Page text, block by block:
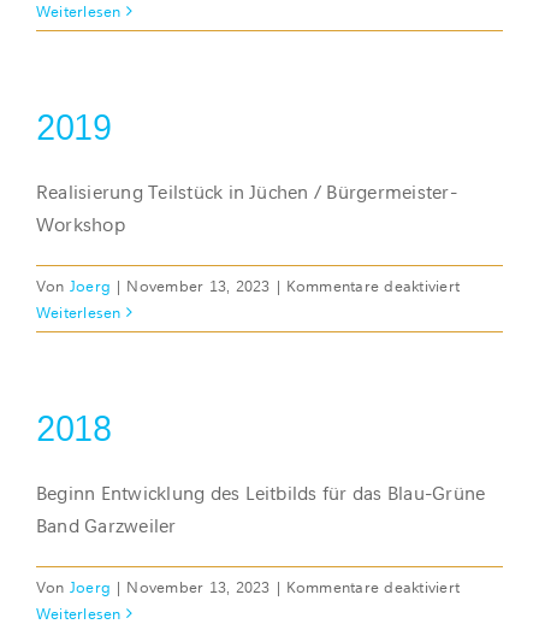
Weiterlesen
2019
Realisierung Teilstück in Jüchen / Bürgermeister-
Workshop
Von Joerg | November 13, 2023 | Kommentare deaktiviertfür
Weiterlesen
2018
Beginn Entwicklung des Leitbilds für das Blau-Grüne
Band Garzweiler
Von Joerg | November 13, 2023 | Kommentare deaktiviertfür
Weiterlesen